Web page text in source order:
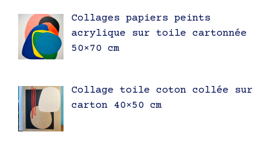
Collages papiers peints
acrylique sur toile cartonnée
50×70 cm
Collage toile coton collée sur
carton 40×50 cm